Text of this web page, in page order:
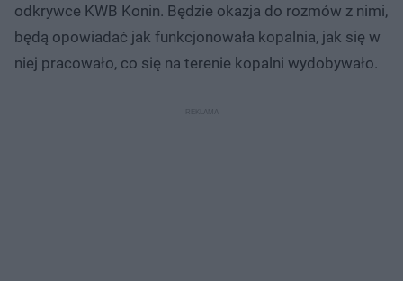
odkrywce KWB Konin. Będzie okazja do rozmów z nimi,
będą opowiadać jak funkcjonowała kopalnia, jak się w
niej pracowało, co się na terenie kopalni wydobywało.